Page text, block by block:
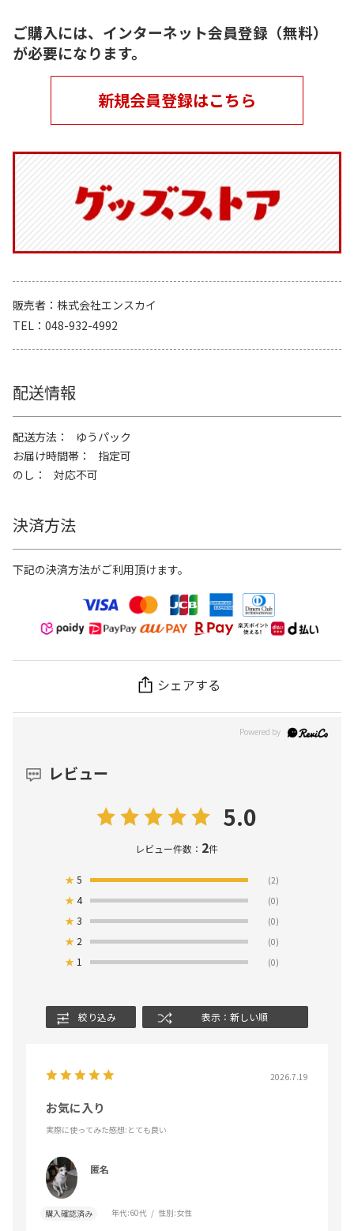
ご購入には、インターネット会員登録（無料）
が必要になります。
新規会員登録はこちら
販売者
株式会社エンスカイ
TEL
048-932-4992
配送情報
配送方法
ゆうパック
お届け時間帯
指定可
のし
対応不可
決済方法
下記の決済方法がご利用頂けます。
シェアする
レビュー
5.0
レビュー件数： 2件
★5 (2)
★4 (0)
★3 (0)
★ 2 (0)
★ 1 (0)
絞り込み 表示：新しい順
2026.7.19
お気に入り
実際に使ってみた感想:とても良い
匿名
購入確認済み 年代:60代 性別:女性